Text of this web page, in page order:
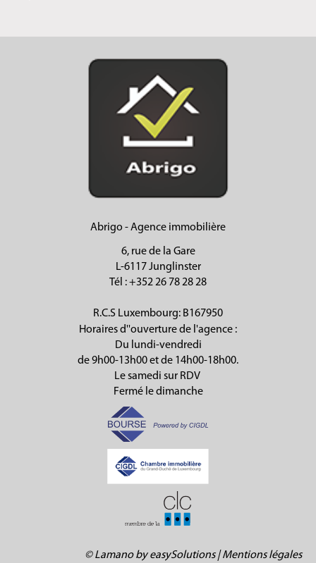
Abrigo - Agence immobilière
6, rue de la Gare
L-6117 Junglinster
Tél : +352 26 78 28 28
R.C.S Luxembourg: B167950
Horaires d''ouverture de l'agence :
Du lundi-vendredi
de 9h00-13h00 et de 14h00-18h00.
Le samedi sur RDV
Fermé le dimanche
©LamanobyeasySolutions|Mentions légales